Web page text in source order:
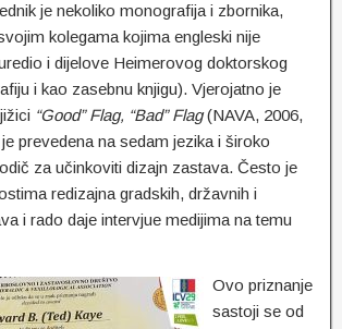
je nekoliko monografija i zbornika,
kolegama kojima engleski nije
i dijelove Heimerovog doktorskog
i kao zasebnu knjigu). Vjerojatno je
“Good” Flag, “Bad” Flag(NAVA, 2006,
prevedena na sedam jezika i široko
za učinkoviti dizajn zastava. Često je
redizajna gradskih, državnih i
i rado daje intervjue medijima na temu
Ovo priznanje
sastoji se od